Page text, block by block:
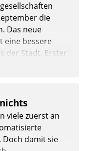
die
Das neue
eine bessere
der Stadt. Erster
API-Hub mit
viele zuerst an
Doch damit sie